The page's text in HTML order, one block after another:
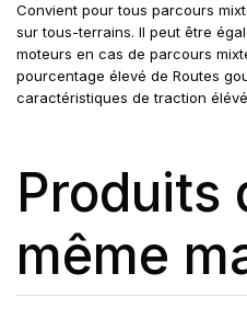
Convient pour tous parcours
sur tous-terrains. II peut être
moteurs en cas de parcours
pourcentage élevé de Routes
caractéristiques de traction élévé
Produits
même